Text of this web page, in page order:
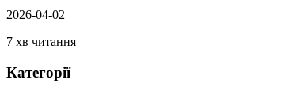
2026-04-02
7 хв читання
Категорії